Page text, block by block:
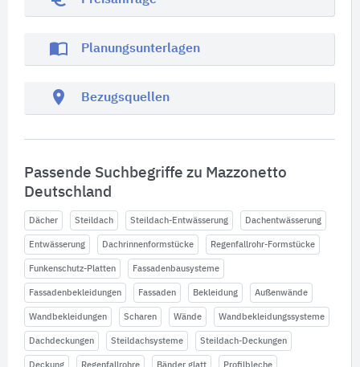
import_contacts Planungsunterlagen
location_on Bezugsquellen
Passende Suchbegriffe zu Mazzonetto
Deutschland
Dächer Steildach Steildach-Entwässerung Dachentwässerung
Entwässerung Dachrinnenformstücke Regenfallrohr-Formstücke
Funkenschutz-Platten Fassadenbausysteme
Fassadenbekleidungen Fassaden Bekleidung Außenwände
Wandbekleidungen Scharen Wände Wandbekleidungssysteme
Dachdeckungen Steildachsysteme Steildach-Deckungen
Deckung Regenfallrohre Bänder glatt Profilbleche